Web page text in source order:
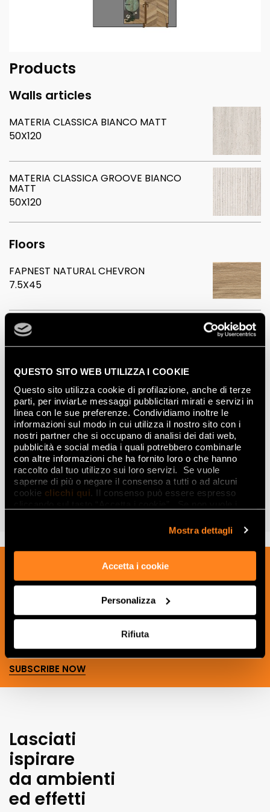
QUESTO SITO WEB UTILIZZA I COOKIE
Questo sito utilizza cookie di profilazione, anche di terze
parti, per inviarLe messaggi pubblicitari mirati e servizi in
linea con le sue preferenze. Condividiamo inoltre le
informazioni sul modo in cui utilizza il nostro sito con i
nostri partner che si occupano di analisi dei dati web,
pubblicità e social media i quali potrebbero combinarle
con altre informazioni che ha fornito loro o che hanno
raccolto dal tuo utilizzo sui loro servizi. Se vuole
saperne di più o negare il consenso a tutti o ad alcuni
cookie clicchi qui. Il consenso può essere espresso
Mostra dettagli
Accetta i cookie
Personalizza
Rifiuta
Products
Walls articles
MATERIA CLASSICA BIANCO MATT
50X120
MATERIA CLASSICA GROOVE BIANCO
MATT
50X120
Floors
FAPNEST NATURAL CHEVRON
7.5X45
MATERIA CLASSICA
Sign up to our newsletter to receive
news, updates and ideas creatives from
the world of ceramics and interior
design.
SUBSCRIBE NOW
Lasciati
ispirare
da ambienti
ed effetti